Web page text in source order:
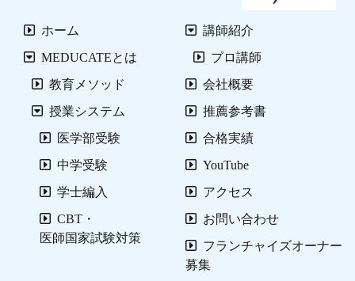
ホーム
MEDUCATEとは
教育メソッド
授業システム
医学部受験
中学受験
学士編入
CBT・
医師国家試験対策
講師紹介
プロ講師
会社概要
推薦参考書
合格実績
YouTube
アクセス
お問い合わせ
フランチャイズオーナー
募集